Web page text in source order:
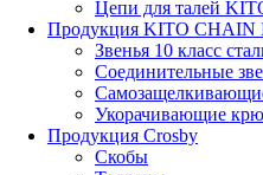
Цепи для талей
Продукция KITO CHAIN
Звенья 10 класс
Соединительные
Укорачивающие
Продукция Crosby
Скобы